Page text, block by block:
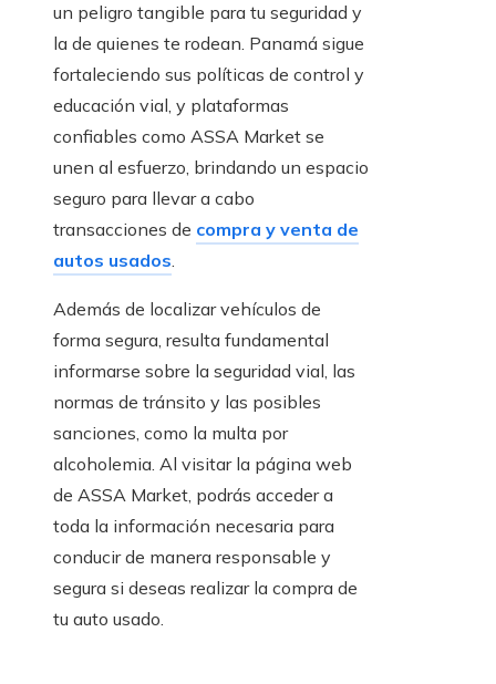
un peligro tangible para tu seguridad y
la de quienes te rodean. Panamá sigue
fortaleciendo sus políticas de control y
educación vial, y plataformas
confiables como ASSA Market se
unen al esfuerzo, brindando un espacio
seguro para llevar a cabo
transacciones de compra y venta de
autos usados.
Además de localizar vehículos de
forma segura, resulta fundamental
informarse sobre la seguridad vial, las
normas de tránsito y las posibles
sanciones, como la multa por
alcoholemia. Al visitar la página web
de ASSA Market, podrás acceder a
toda la información necesaria para
conducir de manera responsable y
segura si deseas realizar la compra de
tu auto usado.